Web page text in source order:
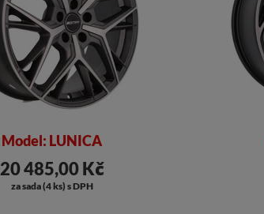
Model: LUNICA
20 485,00 Kč
za sada (4 ks) s DPH